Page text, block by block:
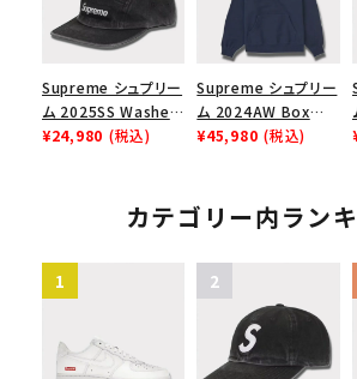
Supreme シュプリー
ム 2025SS Washed
Chino Twill Camp
¥24,980 (税込)
Supreme シュプリー
ム 2024AW Box
Logo Hooded
ネイビー 紺
¥45,980 (税込)
カテゴリー内ラン